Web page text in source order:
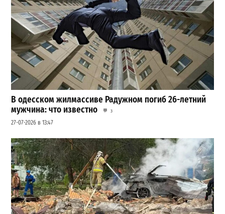
В одесском жилмассиве Радужном погиб 26-летний
мужчина: что известно
3
27-07-2026 в 13:47